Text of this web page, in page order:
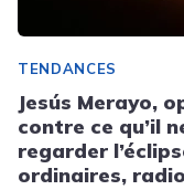
TENDANCES
Jesús Merayo,
contre ce qu’il
regarder
ordinaires,